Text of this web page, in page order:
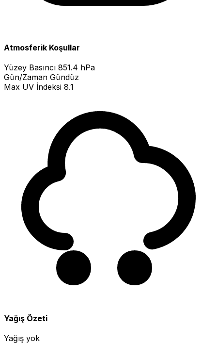
Atmosferik Koşullar
Yüzey Basıncı 851.4 hPa
Gün/Zaman Gündüz
Max UV İndeksi 8.1
Yağış Özeti
Yağış yok